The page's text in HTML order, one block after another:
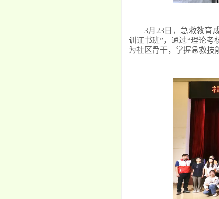
3月23日，急救教育
训证书班”，通过“理论考
为社区骨干，掌握急救技